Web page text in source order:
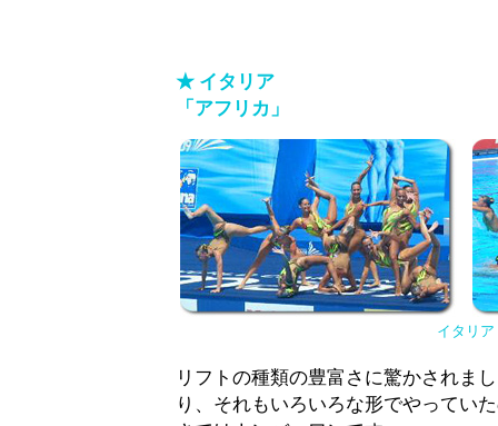
★ イタリア
「アフリカ」
イタリア
リフトの種類の豊富さに驚かされま
り、それもいろいろな形でやってい